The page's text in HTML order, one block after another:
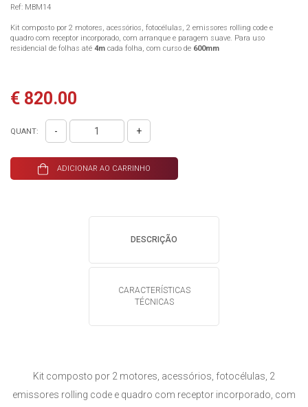
Ref: MBM14
Kit composto por 2 motores, acessórios, fotocélulas, 2 emissores rolling code e
quadro com receptor incorporado, com arranque e paragem suave. Para uso
residencial de folhas até 4m cada folha, com curso de 600mm
€ 820.00
QUANT: - +
ADICIONAR AO CARRINHO
DESCRIÇÃO
CARACTERÍSTICAS
TÉCNICAS
Kit composto por 2 motores, acessórios, fotocélulas, 2
emissores rolling code e quadro com receptor incorporado, com